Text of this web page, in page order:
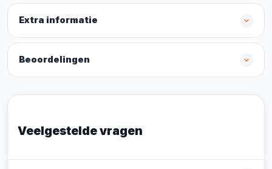
Extra informatie
Beoordelingen
Veelgestelde vragen